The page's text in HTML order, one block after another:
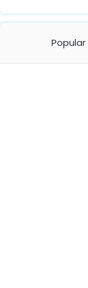
Popular